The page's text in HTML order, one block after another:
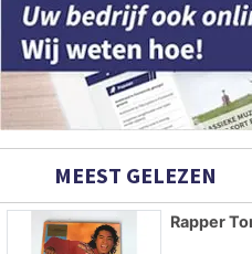
MEEST GELEZEN
Rapper